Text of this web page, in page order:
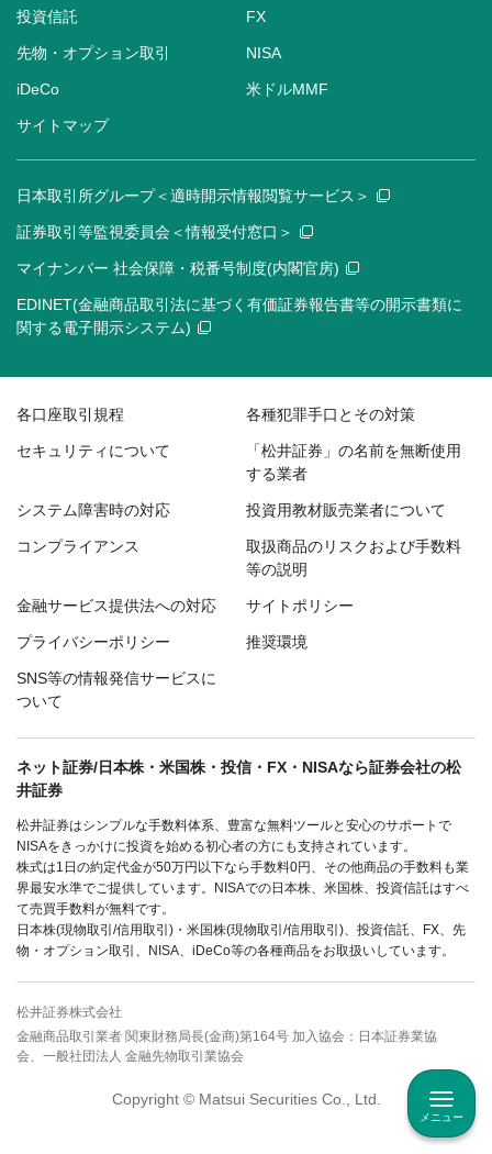
メニュー
投資信託 FX
先物・オプション取引 NISA
iDeCo 米ドルMMF
サイトマップ
日本取引所グループ＜適時開示情報閲覧サービス＞
証券取引等監視委員会＜情報受付窓口＞
マイナンバー 社会保障・税番号制度(内閣官房)
EDINET(金融商品取引法に基づく有価証券報告書等の開示書類に
関する電子開示システム)
各口座取引規程 各種犯罪手口とその対策
セキュリティについて
「松井証券」の名前を無断使用
する業者
システム障害時の対応 投資用教材販売業者について
コンプライアンス
取扱商品のリスクおよび手数料
等の説明
金融サービス提供法への対応 サイトポリシー
プライバシーポリシー 推奨環境
SNS等の情報発信サービスに
ついて
ネット証券/日本株・米国株・投信・FX・NISAなら証券会社の松
井証券
松井証券はシンプルな手数料体系、豊富な無料ツールと安心のサポートで
NISAをきっかけに投資を始める初心者の方にも支持されています。
株式は1日の約定代金が50万円以下なら手数料0円、その他商品の手数料も業
界最安水準でご提供しています。NISAでの日本株、米国株、投資信託はすべ
て売買手数料が無料です。
日本株(現物取引/信用取引)・米国株(現物取引/信用取引)、投資信託、FX、先
物・オプション取引、NISA、iDeCo等の各種商品をお取扱いしています。
松井証券株式会社
金融商品取引業者 関東財務局長(金商)第164号 加入協会：日本証券業協
会、一般社団法人 金融先物取引業協会
Copyright © Matsui Securities Co., Ltd.